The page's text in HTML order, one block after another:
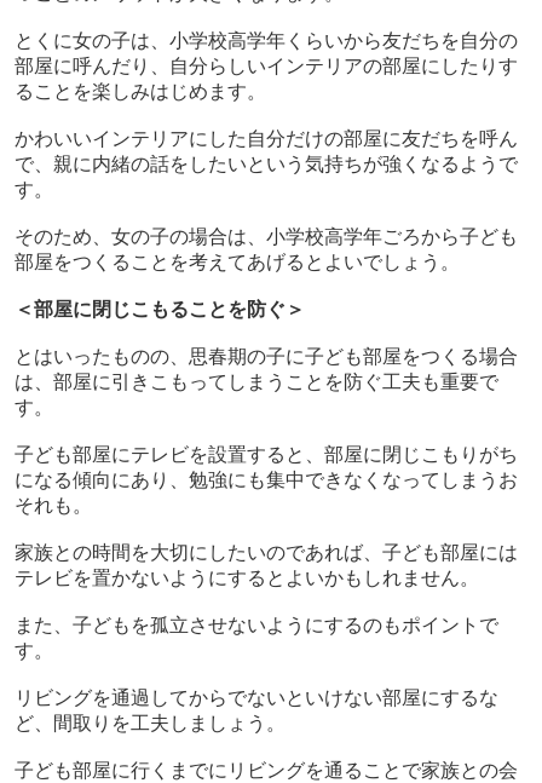
とくに女の子は、小学校高学年くらいから友だちを自分の
部屋に呼んだり、自分らしいインテリアの部屋にしたりす
ることを楽しみはじめます。
かわいいインテリアにした自分だけの部屋に友だちを呼ん
で、親に内緒の話をしたいという気持ちが強くなるようで
す。
そのため、女の子の場合は、小学校高学年ごろから子ども
部屋をつくることを考えてあげるとよいでしょう。
＜部屋に閉じこもることを防ぐ＞
とはいったものの、思春期の子に子ども部屋をつくる場合
は、部屋に引きこもってしまうことを防ぐ工夫も重要で
す。
子ども部屋にテレビを設置すると、部屋に閉じこもりがち
になる傾向にあり、勉強にも集中できなくなってしまうお
それも。
家族との時間を大切にしたいのであれば、子ども部屋には
テレビを置かないようにするとよいかもしれません。
また、子どもを孤立させないようにするのもポイントで
す。
リビングを通過してからでないといけない部屋にするな
ど、間取りを工夫しましょう。
子ども部屋に行くまでにリビングを通ることで家族との会